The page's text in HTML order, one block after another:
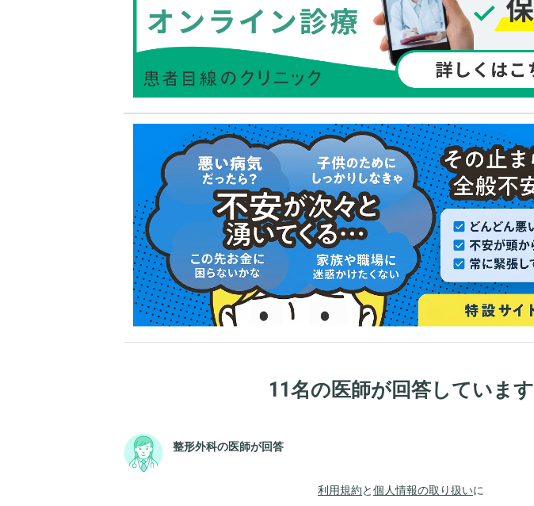
11名の医師が回答しています
整形外科の医師が回答
利用規約と個人情報の取り扱いに